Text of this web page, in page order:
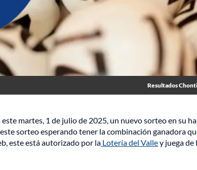
Resultados
martes, 1 de julio de 2025, un nuevo sorteo en su
sorteo esperando tener la combinación ganadora
este está autorizado por la Lotería del Valley juega de